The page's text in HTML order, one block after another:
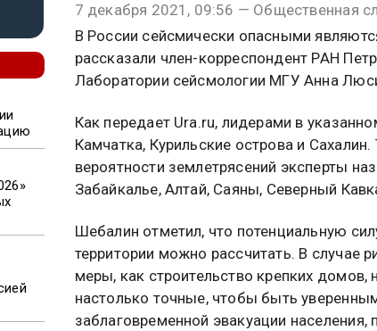
7 декабря 2021, 09:56 — Общественная
В России сейсмически опасными
рассказали член-корреспондент РАН
Лаборатории сейсмологии МГУ Анна
Как передает Ura.ru, лидерами в
Камчатка, Курильские острова и
вероятности землетрясений эксперты
Забайкалье, Алтай, Саяны, Северный
Шебалин отметил, что потенциальную
территории можно рассчитать. В случае
меры, как строительство крепких
настолько точные, чтобы быть
заблаговременной эвакуации населения,